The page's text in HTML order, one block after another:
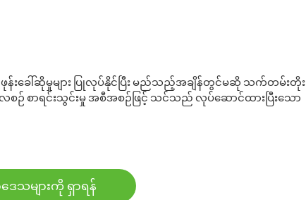
ဖုန်းခေါ်ဆိုမှုများ ပြုလုပ်နိုင်ပြီး မည်သည့်အချိန်တွင်မဆို သက်တမ်းတိုး
စာရင်းသွင်းမှု အစီအစဉ်ဖြင့် သင်သည် လုပ်ဆောင်ထားပြီးသော
ေသများကို ရှာရန်